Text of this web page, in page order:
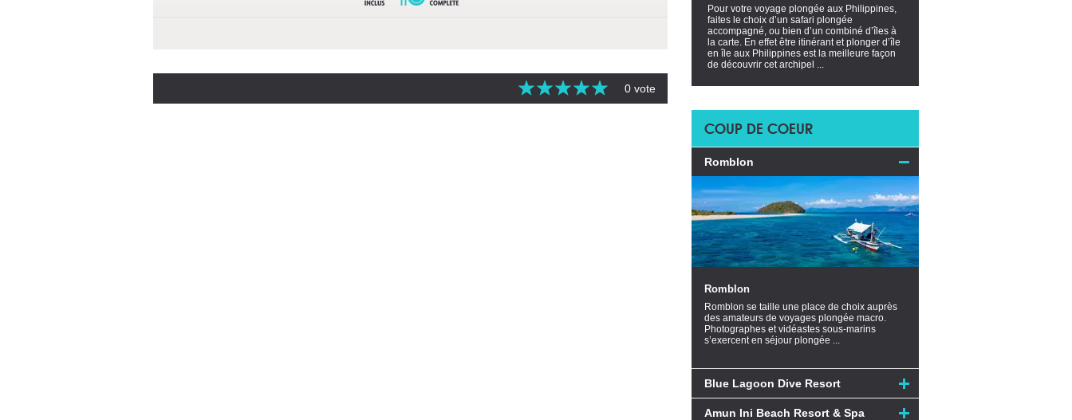
0 vote
Pour votre voyage plongée aux Philippines,
faites le choix d’un safari plongée
accompagné, ou bien d’un combiné d’îles à
la carte. En effet être itinérant et plonger d’île
en île aux Philippines est la meilleure façon
de découvrir cet archipel ...
COUP DE COEUR
Romblon
Romblon
Romblon se taille une place de choix auprès
des amateurs de voyages plongée macro.
Photographes et vidéastes sous-marins
s’exercent en séjour plongée ...
Blue Lagoon Dive Resort
Amun Ini Beach Resort & Spa